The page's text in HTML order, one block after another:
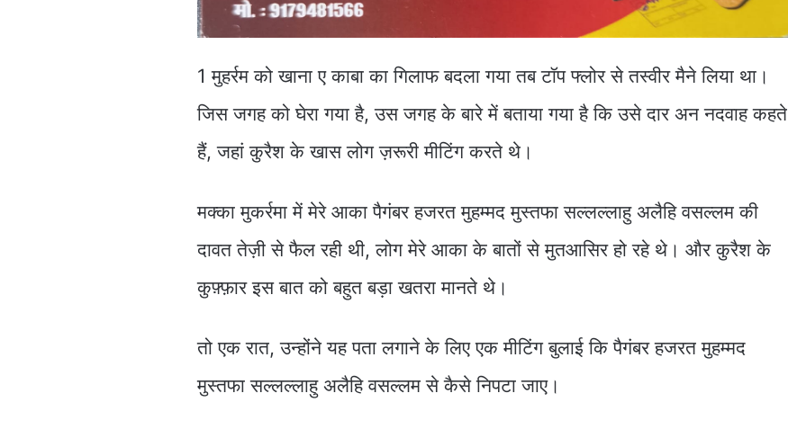
1 मुहर्रम को खाना ए काबा का गिलाफ बदला गया तब टॉप फ्लोर से तस्वीर मैने लिया था।
जिस जगह को घेरा गया है, उस जगह के बारे में बताया गया है कि उसे दार अन नदवाह कहते
हैं, जहां कुरैश के खास लोग ज़रूरी मीटिंग करते थे।
मक्का मुकर्रमा में मेरे आका पैगंबर हजरत मुहम्मद मुस्तफा सल्लल्लाहु अलैहि वसल्लम की
दावत तेज़ी से फैल रही थी, लोग मेरे आका के बातों से मुतआसिर हो रहे थे। और कुरैश के
कुफ़्फ़ार इस बात को बहुत बड़ा खतरा मानते थे।
तो एक रात, उन्होंने यह पता लगाने के लिए एक मीटिंग बुलाई कि पैगंबर हजरत मुहम्मद
मुस्तफा सल्लल्लाहु अलैहि वसल्लम से कैसे निपटा जाए।